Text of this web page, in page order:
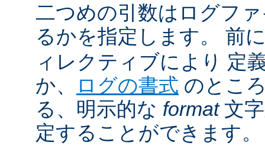
二つめの引数はログフ
るかを指定します。 前
ィレクティブにより 定
か、
ログの書式 のとこ
る、明示的な format文
定することができます。